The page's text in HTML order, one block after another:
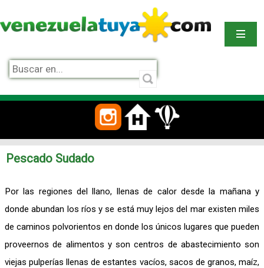
Pescado Sudado
Por las regiones del llano, llenas de calor desde la mañana y
donde abundan los ríos y se está muy lejos del mar existen miles
de caminos polvorientos en donde los únicos lugares que pueden
proveernos de alimentos y son centros de abastecimiento son
viejas pulperías llenas de estantes vacíos, sacos de granos, maíz,